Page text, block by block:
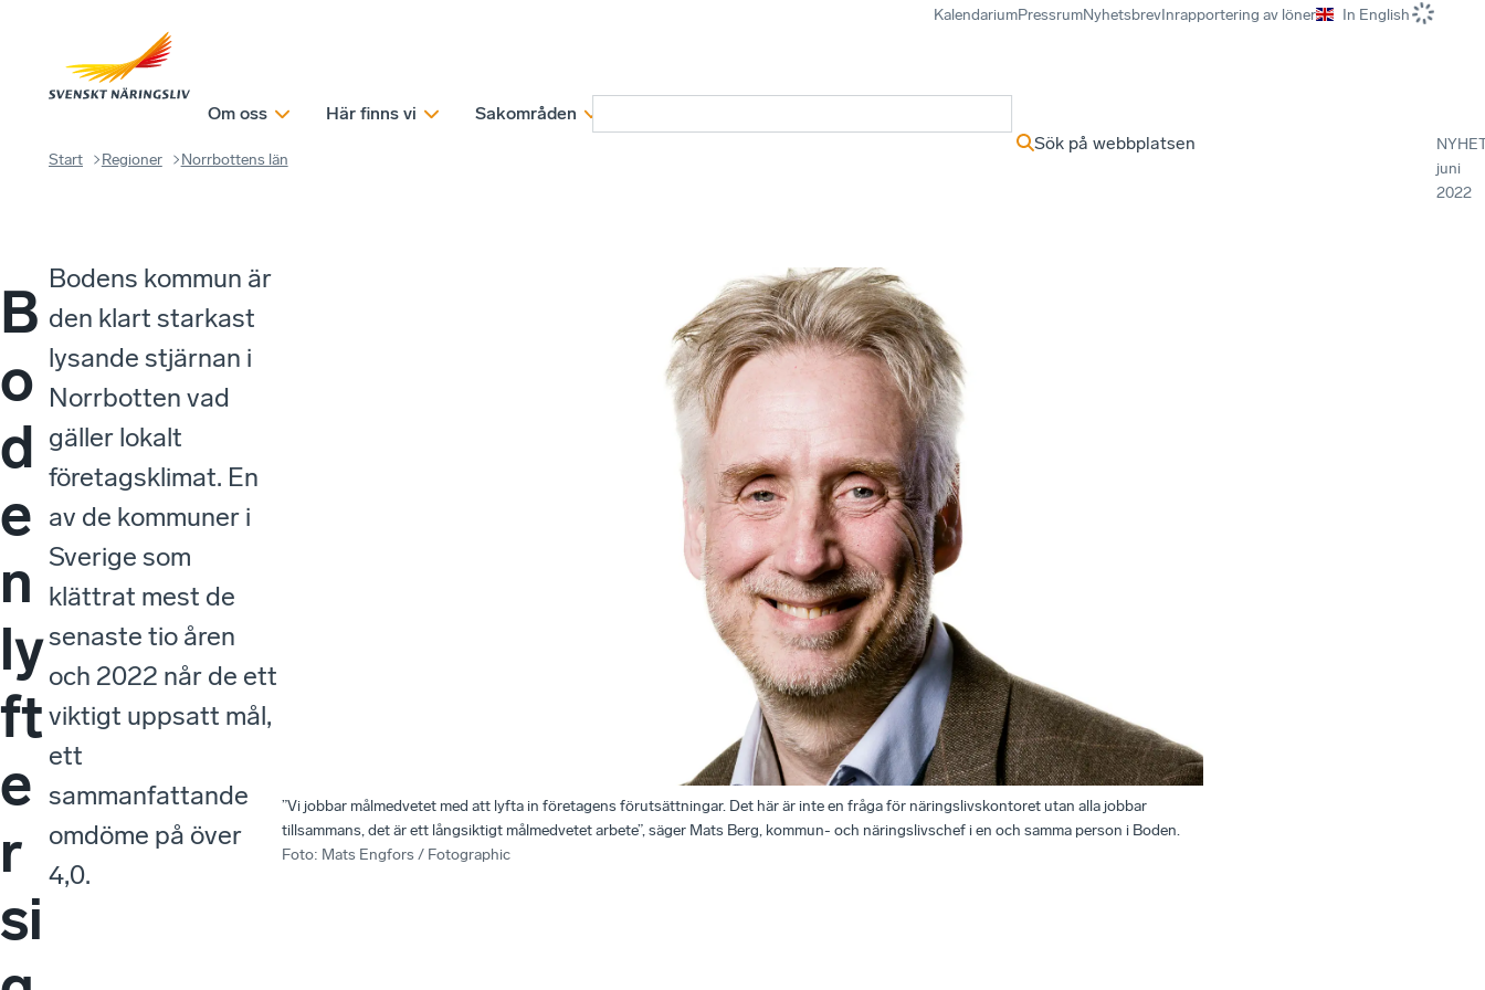
KalendariumPressrumNyhetsbrevInrapportering av löner In English
Om oss Här finns vi Sakområden
Sök på webbplatsen
Start Regioner Norrbottens län
juni
2022
B
o
d
e
n
ly
ft
e
r
si
Bodens kommun är
den klart starkast
lysande stjärnan i
Norrbotten vad
gäller lokalt
företagsklimat. En
av de kommuner i
Sverige som
klättrat mest de
senaste tio åren
och 2022 når de ett
viktigt uppsatt mål,
ett
sammanfattande
omdöme på över
4,0.
”Vi jobbar målmedvetet med att lyfta in företagens förutsättningar. Det här är inte en fråga för näringslivskontoret utan alla jobbar
tillsammans, det är ett långsiktigt målmedvetet arbete”, säger Mats Berg, kommun- och näringslivschef i en och samma person i Boden.
Foto: Mats Engfors / Fotographic